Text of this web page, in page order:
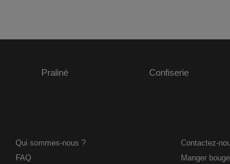
Praliné Confiserie
Qui sommes-nous ?
FAQ
Contactez-
Manger